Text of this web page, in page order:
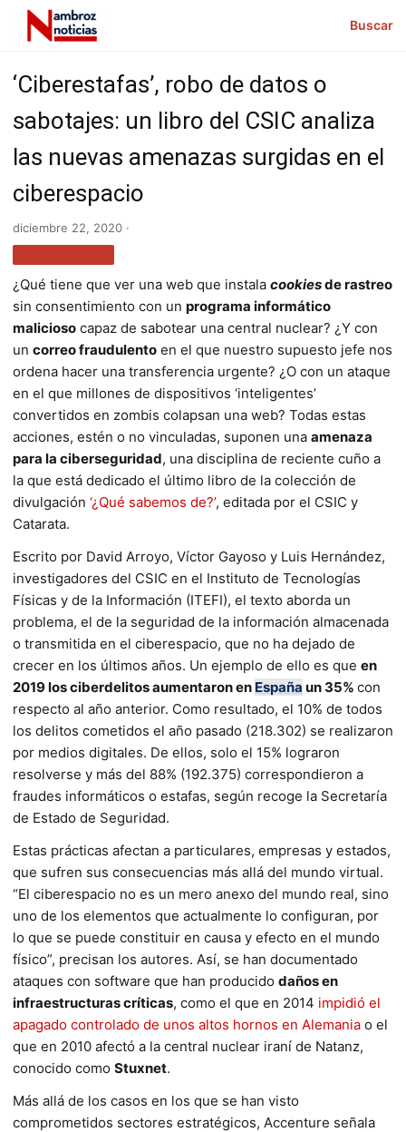
Buscar
‘Ciberestafas’, robo de datos o
sabotajes: un libro del CSIC analiza
las nuevas amenazas surgidas en el
ciberespacio
diciembre 22, 2020 ·
¿Qué tiene que ver una web que instala cookiesde rastreo
sin consentimiento con un programa informático
malicioso capaz de sabotear una central nuclear? ¿Y con
un correo fraudulento en el que nuestro supuesto jefe nos
ordena hacer una transferencia urgente? ¿O con un ataque
en el que millones de dispositivos ‘inteligentes’
convertidos en zombis colapsan una web? Todas estas
acciones, estén o no vinculadas, suponen una amenaza
para la ciberseguridad, una disciplina de reciente cuño a
la que está dedicado el último libro de la colección de
divulgación ‘¿Qué sabemos de?’, editada por el CSIC y
Catarata.
Escrito por David Arroyo, Víctor Gayoso y Luis Hernández,
investigadores del CSIC en el Instituto de Tecnologías
Físicas y de la Información (ITEFI), el texto aborda un
problema, el de la seguridad de la información almacenada
o transmitida en el ciberespacio, que no ha dejado de
crecer en los últimos años. Un ejemplo de ello es que en
2019 los ciberdelitos aumentaron en España un 35% con
respecto al año anterior. Como resultado, el 10% de todos
los delitos cometidos el año pasado (218.302) se realizaron
por medios digitales. De ellos, solo el 15% lograron
resolverse y más del 88% (192.375) correspondieron a
fraudes informáticos o estafas, según recoge la Secretaría
de Estado de Seguridad.
Estas prácticas afectan a particulares, empresas y estados,
que sufren sus consecuencias más allá del mundo virtual.
“El ciberespacio no es un mero anexo del mundo real, sino
uno de los elementos que actualmente lo configuran, por
lo que se puede constituir en causa y efecto en el mundo
físico”, precisan los autores. Así, se han documentado
ataques con software que han producido daños en
infraestructuras críticas, como el que en 2014 impidió el
apagado controlado de unos altos hornos en Alemania o el
que en 2010 afectó a la central nuclear iraní de Natanz,
conocido como Stuxnet.
Más allá de los casos en los que se han visto
comprometidos sectores estratégicos, Accenture señala